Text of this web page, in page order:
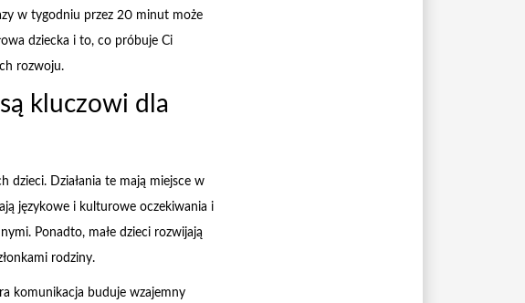
w tygodniu przez 20 minut może
dziecka i to, co próbuje Ci
rozwoju.
kluczowi dla
dzieci. Działania te mają miejsce w
językowe i kulturowe oczekiwania i
Ponadto, małe dzieci rozwijają
rodziny.
komunikacja buduje wzajemny